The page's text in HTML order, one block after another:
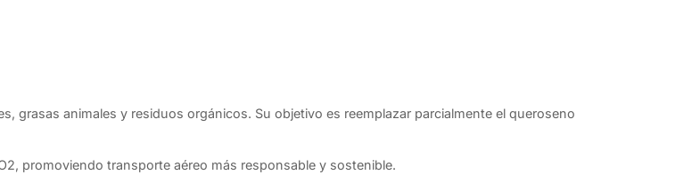
grasas animales y residuos orgánicos. Su objetivo es reemplazar parcialmente el queroseno
promoviendo transporte aéreo más responsable y sostenible.